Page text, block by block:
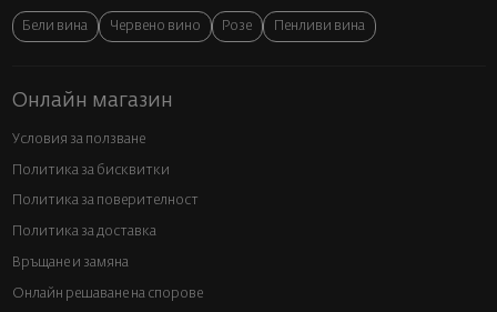
Бели вина Червено вино Розе Пенливи вина
Онлайн магазин
Условия за ползване
Политика за бисквитки
Политика за поверителност
Политика за доставка
Връщане и замяна
Онлайн решаване на спорове